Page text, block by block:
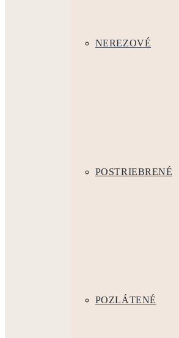
NEREZOVÉ
POSTRIEBRENÉ
POZLÁTENÉ